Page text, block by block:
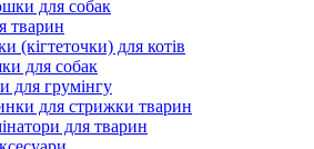
для собак
тварин
(кігтеточки) для котів
для собак
для грумінгу
для стрижки тварин
для тварин